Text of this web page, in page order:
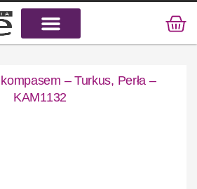
– Turkus, Perła –
KAM1132